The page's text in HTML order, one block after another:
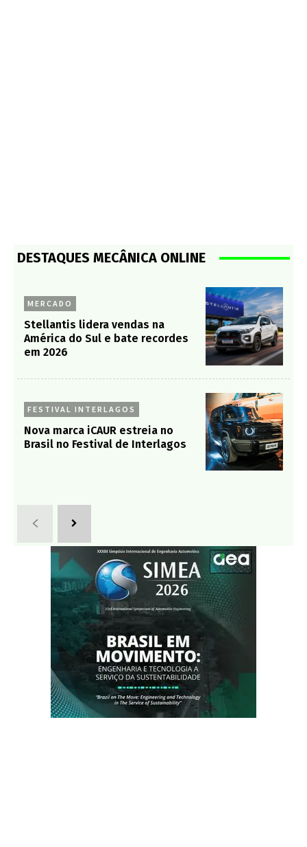
DESTAQUES MECÂNICA ONLINE
MERCADO
Stellantis lidera vendas na
América do Sul e bate recordes
em 2026
FESTIVAL INTERLAGOS
Nova marca iCAUR estreia no
Brasil no Festival de Interlagos